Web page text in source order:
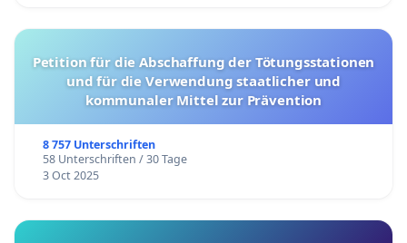
Petition für die Abschaffung der Tötungsstationen
und für die Verwendung staatlicher und
kommunaler Mittel zur Prävention
8 757 Unterschriften
58 Unterschriften / 30 Tage
3 Oct 2025